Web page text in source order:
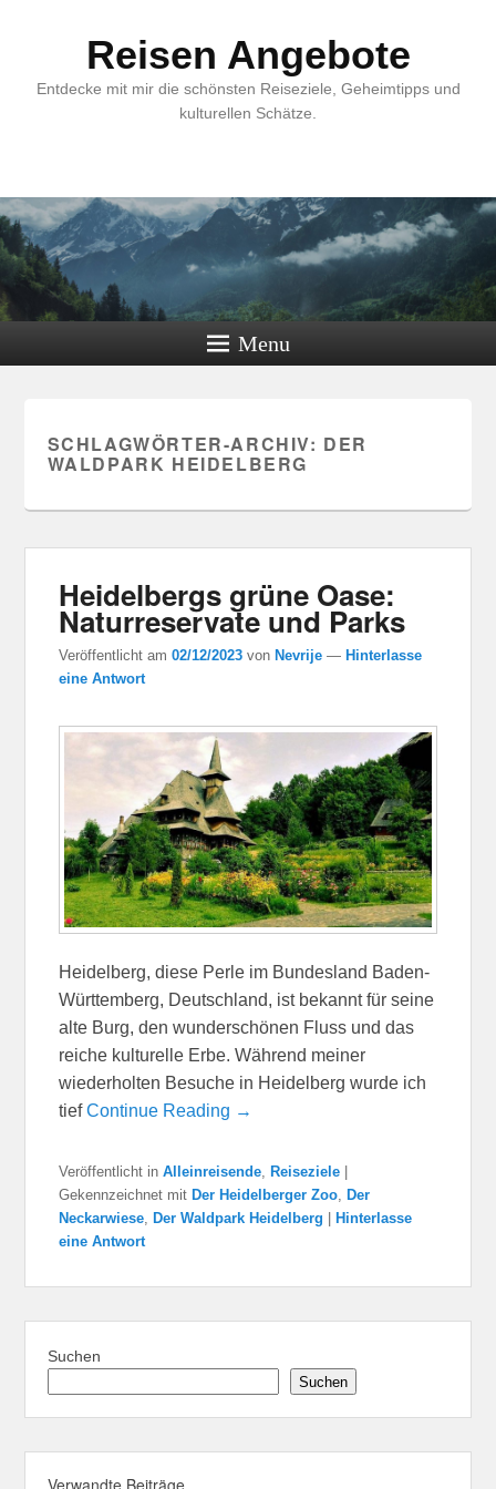
Reisen Angebote
Entdecke mit mir die schönsten Reiseziele, Geheimtipps und
kulturellen Schätze.
Menu
SCHLAGWÖRTER-ARCHIV: DER
WALDPARK HEIDELBERG
Heidelbergs grüne Oase:
Naturreservate und Parks
Veröffentlicht am02/12/2023 von Nevrije — Hinterlasse
eine Antwort
Heidelberg, diese Perle im Bundesland Baden-
Württemberg, Deutschland, ist bekannt für seine
alte Burg, den wunderschönen Fluss und das
reiche kulturelle Erbe. Während meiner
wiederholten Besuche in Heidelberg wurde ich
tiefContinue Reading →
Veröffentlicht in Alleinreisende, Reiseziele
Gekennzeichnet mit Der Heidelberger Zoo, Der
Neckarwiese, Der Waldpark Heidelberg
Hinterlasse
eine Antwort
Suchen
Suchen